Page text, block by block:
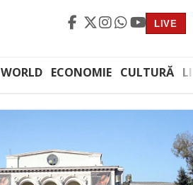
LIVE
WORLD ECONOMIE CULTURĂ